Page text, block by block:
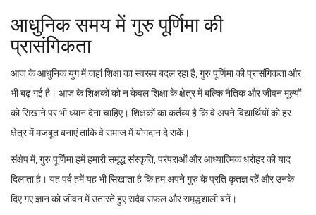
आधुनिक समय में गुरु पूर्णिमा की
प्रासंगिकता
आज के आधुनिक युग में जहां शिक्षा का स्वरूप बदल रहा है, गुरु पूर्णिमा की प्रासंगिकता और
भी बढ़ गई है। आज के शिक्षकों को न केवल शिक्षा के क्षेत्र में बल्कि नैतिक और जीवन मूल्यों
को सिखाने पर भी ध्यान देना चाहिए। शिक्षकों का कर्तव्य है कि वे अपने विद्यार्थियों को हर
क्षेत्र में मजबूत बनाएं ताकि वे समाज में योगदान दे सकें।
संक्षेप में, गुरु पूर्णिमा हमें हमारी समृद्ध संस्कृति, परंपराओं और आध्यात्मिक धरोहर की याद
दिलाता है। यह पर्व हमें यह भी सिखाता है कि हम अपने गुरु के प्रति कृतज्ञ रहें और उनके
दिए गए ज्ञान को जीवन में उतारते हुए सदैव सफल और समृद्धशाली बनें।